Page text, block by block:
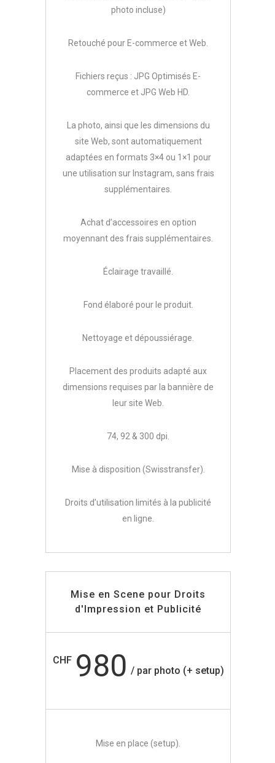
photo incluse)
Retouché pour E-commerce et Web.
Fichiers reçus : JPG Optimisés E-
commerce et JPG Web HD.
La photo, ainsi que les dimensions du
site Web, sont automatiquement
adaptées en formats 3×4 ou 1×1 pour
une utilisation sur Instagram, sans frais
supplémentaires.
Achat d’accessoires en option
moyennant des frais supplémentaires.
Éclairage travaillé.
Fond élaboré pour le produit.
Nettoyage et dépoussiérage.
Placement des produits adapté aux
dimensions requises par la bannière de
leur site Web.
74, 92 & 300 dpi.
Mise à disposition (Swisstransfer).
Droits d’utilisation limités à la publicité
en ligne.
Mise en Scene pour Droits
d'Impression et Publicité
CHF 980 / par photo (+ setup)
Mise en place (setup).